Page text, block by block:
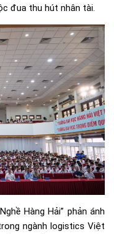
đua thu hút nhân tài.
Hàng Hải” phản ánh
ngành logistics Việt